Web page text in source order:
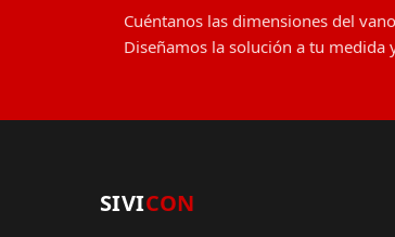
Cuéntanos las dimensiones del
Diseñamos la solución a tu medida
SIVICON